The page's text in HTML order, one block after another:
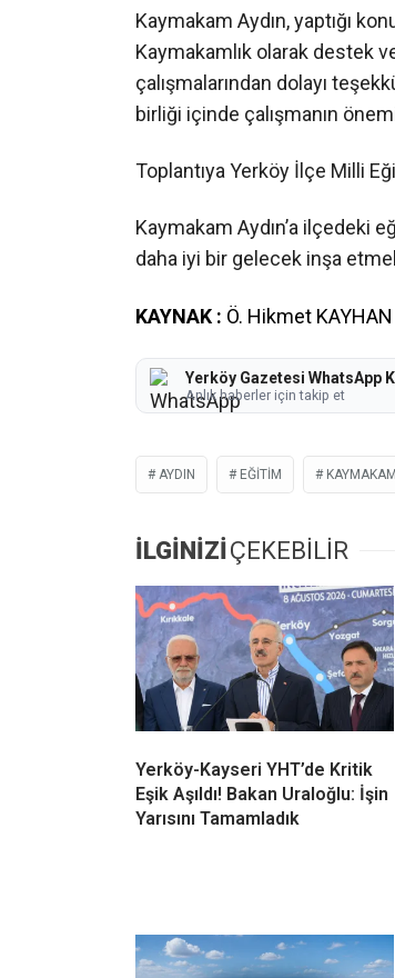
Kaymakam Aydın, yaptığı
Kaymakamlık olarak destek
çalışmalarından dolayı
birliği içinde çalışmanın
Toplantıya Yerköy İlçe Milli
Kaymakam Aydın’a ilçedeki
daha iyi bir gelecek inşa
KAYNAK : Ö. Hikmet KAYHAN
Yerköy Gazetesi WhatsApp
Anlık haberler için takip et
AYDIN EĞITIM KAYMAKAM
İLGİNİZİÇEKEBİLİR
Yerköy-Kayseri YHT’de Kritik
Eşik Aşıldı! Bakan Uraloğlu: İşin
Yarısını Tamamladık